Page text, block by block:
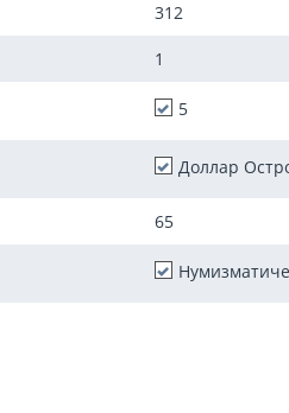
312
1
5
Доллар
65